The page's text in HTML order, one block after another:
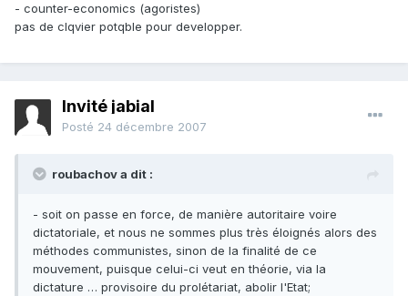
- counter-economics (agoristes)
pas de clqvier potqble pour developper.
Invité jabial
Posté 24 décembre 2007
roubachov a dit :
- soit on passe en force, de manière autoritaire voire
dictatoriale, et nous ne sommes plus très éloignés alors des
méthodes communistes, sinon de la finalité de ce
mouvement, puisque celui-ci veut en théorie, via la
dictature … provisoire du prolétariat, abolir l'Etat;